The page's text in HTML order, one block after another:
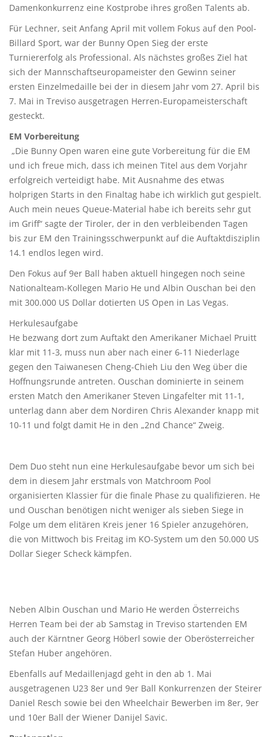
Damenkonkurrenz eine Kostprobe ihres großen Talents ab.
Für Lechner, seit Anfang April mit vollem Fokus auf den Pool-
Billard Sport, war der Bunny Open Sieg der erste
Turniererfolg als Professional. Als nächstes großes Ziel hat
sich der Mannschaftseuropameister den Gewinn seiner
ersten Einzelmedaille bei der in diesem Jahr vom 27. April bis
7. Mai in Treviso ausgetragen Herren-Europameisterschaft
gesteckt.
EM Vorbereitung
„Die Bunny Open waren eine gute Vorbereitung für die EM
und ich freue mich, dass ich meinen Titel aus dem Vorjahr
erfolgreich verteidigt habe. Mit Ausnahme des etwas
holprigen Starts in den Finaltag habe ich wirklich gut gespielt.
Auch mein neues Queue-Material habe ich bereits sehr gut
im Griff“ sagte der Tiroler, der in den verbleibenden Tagen
bis zur EM den Trainingsschwerpunkt auf die Auftaktdisziplin
14.1 endlos legen wird.
Den Fokus auf 9er Ball haben aktuell hingegen noch seine
Nationalteam-Kollegen Mario He und Albin Ouschan bei den
mit 300.000 US Dollar dotierten US Open in Las Vegas.
Herkulesaufgabe
He bezwang dort zum Auftakt den Amerikaner Michael Pruitt
klar mit 11-3, muss nun aber nach einer 6-11 Niederlage
gegen den Taiwanesen Cheng-Chieh Liu den Weg über die
Hoffnungsrunde antreten. Ouschan dominierte in seinem
ersten Match den Amerikaner Steven Lingafelter mit 11-1,
unterlag dann aber dem Nordiren Chris Alexander knapp mit
10-11 und folgt damit He in den „2nd Chance“ Zweig.
Dem Duo steht nun eine Herkulesaufgabe bevor um sich bei
dem in diesem Jahr erstmals von Matchroom Pool
organisierten Klassier für die finale Phase zu qualifizieren. He
und Ouschan benötigen nicht weniger als sieben Siege in
Folge um dem elitären Kreis jener 16 Spieler anzugehören,
die von Mittwoch bis Freitag im KO-System um den 50.000 US
Dollar Sieger Scheck kämpfen.
Neben Albin Ouschan und Mario He werden Österreichs
Herren Team bei der ab Samstag in Treviso startenden EM
auch der Kärntner Georg Höberl sowie der Oberösterreicher
Stefan Huber angehören.
Ebenfalls auf Medaillenjagd geht in den ab 1. Mai
ausgetragenen U23 8er und 9er Ball Konkurrenzen der Steirer
Daniel Resch sowie bei den Wheelchair Bewerben im 8er, 9er
und 10er Ball der Wiener Danijel Savic.